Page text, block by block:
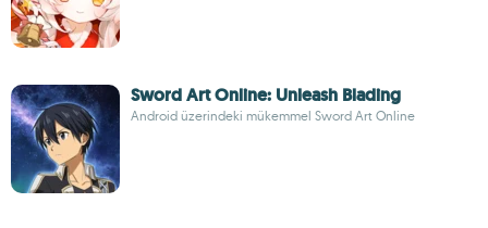
Sword Art Online: Unleash Blading
Android üzerindeki mükemmel Sword Art Online